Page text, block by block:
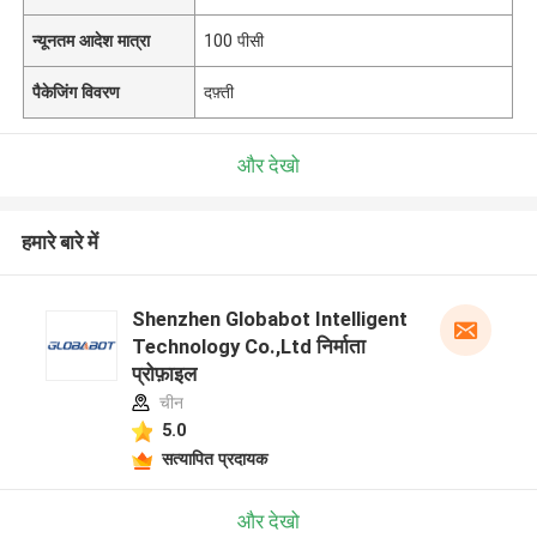
न्यूनतम आदेश मात्रा 100 पीसी
पैकेजिंग विवरण दफ़्ती
और देखो
हमारे बारे में
Shenzhen Globabot Intelligent
Technology Co.,Ltd निर्माता
प्रोफ़ाइल
चीन
5.0
सत्यापित प्रदायक
और देखो